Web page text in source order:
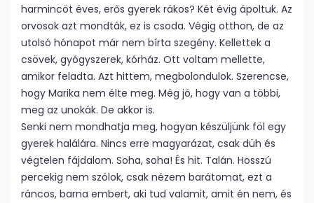
harmincöt éves, erős gyerek rákos? Két évig ápoltuk. Az
orvosok azt mondták, ez is csoda. Végig otthon, de az
utolsó hónapot már nem bírta szegény. Kellettek a
csövek, gyógyszerek, kórház. Ott voltam mellette,
amikor feladta. Azt hittem, megbolondulok. Szerencse,
hogy Marika nem élte meg. Még jó, hogy van a többi,
meg az unokák. De akkor is.
Senki nem mondhatja meg, hogyan készüljünk föl egy
gyerek halálára. Nincs erre magyarázat, csak düh és
végtelen fájdalom. Soha, soha! És hit. Talán. Hosszú
percekig nem szólok, csak nézem barátomat, ezt a
ráncos, barna embert, aki tud valamit, amit én nem, és